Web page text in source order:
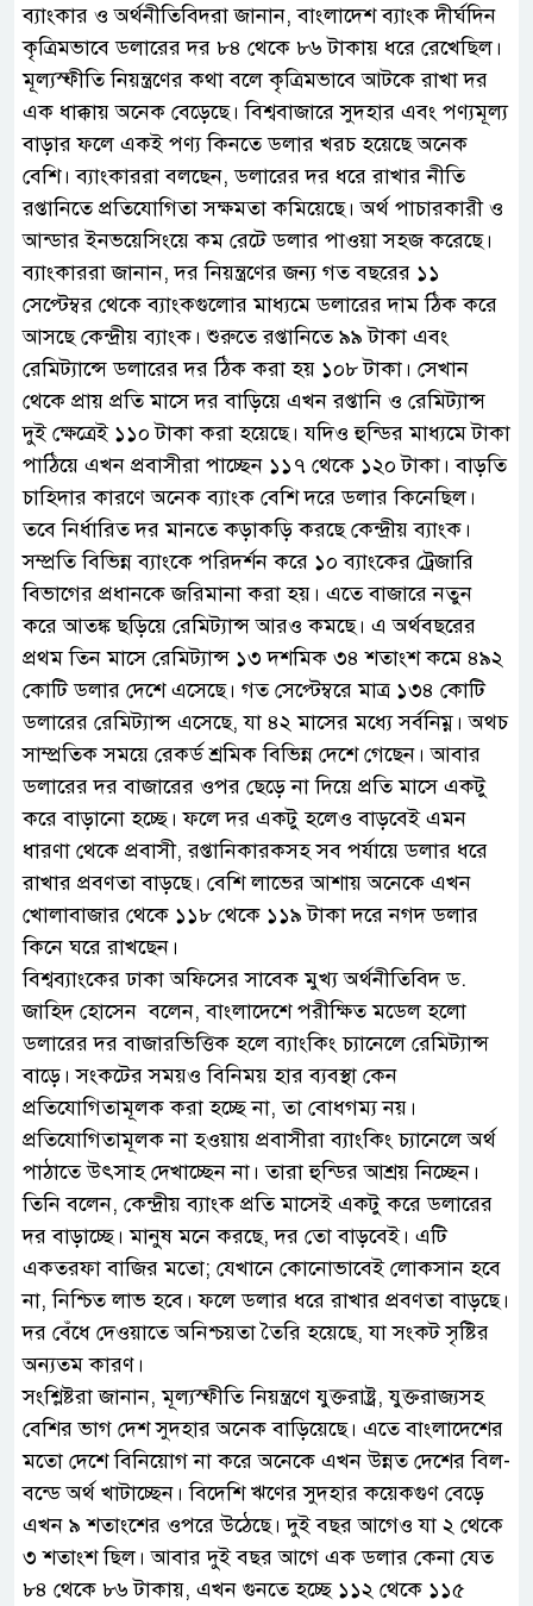
ব্যাংকার ও অর্থনীতিবিদরা জানান, বাংলাদেশ ব্যাংক দীর্ঘদিন
কৃত্রিমভাবে ডলারের দর ৮৪ থেকে ৮৬ টাকায় ধরে রেখেছিল।
মূল্যস্ফীতি নিয়ন্ত্রণের কথা বলে কৃত্রিমভাবে আটকে রাখা দর
এক ধাক্কায় অনেক বেড়েছে। বিশ্ববাজারে সুদহার এবং পণ্যমূল্য
বাড়ার ফলে একই পণ্য কিনতে ডলার খরচ হয়েছে অনেক
বেশি। ব্যাংকাররা বলছেন, ডলারের দর ধরে রাখার নীতি
রপ্তানিতে প্রতিযোগিতা সক্ষমতা কমিয়েছে। অর্থ পাচারকারী ও
আন্ডার ইনভয়েসিংয়ে কম রেটে ডলার পাওয়া সহজ করেছে।
ব্যাংকাররা জানান, দর নিয়ন্ত্রণের জন্য গত বছরের ১১
সেপ্টেম্বর থেকে ব্যাংকগুলোর মাধ্যমে ডলারের দাম ঠিক করে
আসছে কেন্দ্রীয় ব্যাংক। শুরুতে রপ্তানিতে ৯৯ টাকা এবং
রেমিট্যান্সে ডলারের দর ঠিক করা হয় ১০৮ টাকা। সেখান
থেকে প্রায় প্রতি মাসে দর বাড়িয়ে এখন রপ্তানি ও রেমিট্যান্স
দুই ক্ষেত্রেই ১১০ টাকা করা হয়েছে। যদিও হুন্ডির মাধ্যমে টাকা
পাঠিয়ে এখন প্রবাসীরা পাচ্ছেন ১১৭ থেকে ১২০ টাকা। বাড়তি
চাহিদার কারণে অনেক ব্যাংক বেশি দরে ডলার কিনেছিল।
তবে নির্ধারিত দর মানতে কড়াকড়ি করছে কেন্দ্রীয় ব্যাংক।
সম্প্রতি বিভিন্ন ব্যাংকে পরিদর্শন করে ১০ ব্যাংকের ট্রেজারি
বিভাগের প্রধানকে জরিমানা করা হয়। এতে বাজারে নতুন
করে আতঙ্ক ছড়িয়ে রেমিট্যান্স আরও কমছে। এ অর্থবছরের
প্রথম তিন মাসে রেমিট্যান্স ১৩ দশমিক ৩৪ শতাংশ কমে ৪৯২
কোটি ডলার দেশে এসেছে। গত সেপ্টেম্বরে মাত্র ১৩৪ কোটি
ডলারের রেমিট্যান্স এসেছে, যা ৪২ মাসের মধ্যে সর্বনিম্ন। অথচ
সাম্প্রতিক সময়ে রেকর্ড শ্রমিক বিভিন্ন দেশে গেছেন। আবার
ডলারের দর বাজারের ওপর ছেড়ে না দিয়ে প্রতি মাসে একটু
করে বাড়ানো হচ্ছে। ফলে দর একটু হলেও বাড়বেই এমন
ধারণা থেকে প্রবাসী, রপ্তানিকারকসহ সব পর্যায়ে ডলার ধরে
রাখার প্রবণতা বাড়ছে। বেশি লাভের আশায় অনেকে এখন
খোলাবাজার থেকে ১১৮ থেকে ১১৯ টাকা দরে নগদ ডলার
কিনে ঘরে রাখছেন।
বিশ্বব্যাংকের ঢাকা অফিসের সাবেক মুখ্য অর্থনীতিবিদ ড.
জাহিদ হোসেন বলেন, বাংলাদেশে পরীক্ষিত মডেল হলো
ডলারের দর বাজারভিত্তিক হলে ব্যাংকিং চ্যানেলে রেমিট্যান্স
বাড়ে। সংকটের সময়ও বিনিময় হার ব্যবস্থা কেন
প্রতিযোগিতামূলক করা হচ্ছে না, তা বোধগম্য নয়।
প্রতিযোগিতামূলক না হওয়ায় প্রবাসীরা ব্যাংকিং চ্যানেলে অর্থ
পাঠাতে উৎসাহ দেখাচ্ছেন না। তারা হুন্ডির আশ্রয় নিচ্ছেন।
তিনি বলেন, কেন্দ্রীয় ব্যাংক প্রতি মাসেই একটু করে ডলারের
দর বাড়াচ্ছে। মানুষ মনে করছে, দর তো বাড়বেই। এটি
একতরফা বাজির মতো; যেখানে কোনোভাবেই লোকসান হবে
না, নিশ্চিত লাভ হবে। ফলে ডলার ধরে রাখার প্রবণতা বাড়ছে।
দর বেঁধে দেওয়াতে অনিশ্চয়তা তৈরি হয়েছে, যা সংকট সৃষ্টির
অন্যতম কারণ।
সংশ্লিষ্টরা জানান, মূল্যস্ফীতি নিয়ন্ত্রণে যুক্তরাষ্ট্র, যুক্তরাজ্যসহ
বেশির ভাগ দেশ সুদহার অনেক বাড়িয়েছে। এতে বাংলাদেশের
মতো দেশে বিনিয়োগ না করে অনেকে এখন উন্নত দেশের বিল-
বন্ডে অর্থ খাটাচ্ছেন। বিদেশি ঋণের সুদহার কয়েকগুণ বেড়ে
এখন ৯ শতাংশের ওপরে উঠেছে। দুই বছর আগেও যা ২ থেকে
৩ শতাংশ ছিল। আবার দুই বছর আগে এক ডলার কেনা যেত
৮৪ থেকে ৮৬ টাকায়, এখন গুনতে হচ্ছে ১১২ থেকে ১১৫